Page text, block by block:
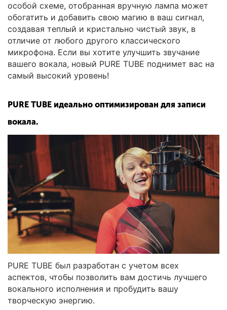
особой схеме, отобранная вручную лампа может
обогатить и добавить свою магию в ваш сигнал,
создавая теплый и кристально чистый звук, в
отличие от любого другого классического
микрофона. Если вы хотите улучшить звучание
вашего вокала, новый PURE TUBE поднимет вас на
самый высокий уровень!
PURE TUBE идеально оптимизирован для записи
вокала.
PURE TUBE был разработан с учетом всех
аспектов, чтобы позволить вам достичь лучшего
вокального исполнения и пробудить вашу
творческую энергию.